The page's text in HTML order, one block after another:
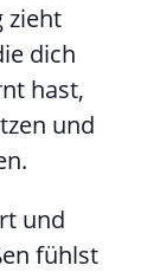
zieht
dich
hast,
und
und
fühlst